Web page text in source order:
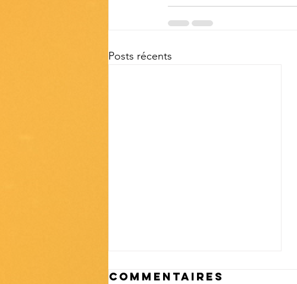
Posts récents
Commentaires